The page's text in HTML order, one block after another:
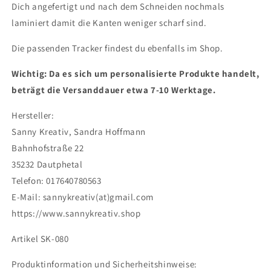
Dich angefertigt und nach dem Schneiden nochmals
laminiert damit die Kanten weniger scharf sind.
Die passenden Tracker findest du ebenfalls im Shop.
Wichtig: Da es sich um personalisierte Produkte handelt,
beträgt die Versanddauer etwa 7-10 Werktage.
Hersteller:
Sanny Kreativ, Sandra Hoffmann
Bahnhofstraße 22
35232 Dautphetal
Telefon: 017640780563
E-Mail: sannykreativ(at)gmail.com
https://www.sannykreativ.shop
Artikel SK-080
Produktinformation und Sicherheitshinweise: